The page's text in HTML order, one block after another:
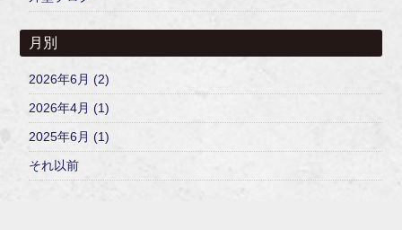
月別
2026年6月 (2)
2026年4月 (1)
2025年6月 (1)
それ以前